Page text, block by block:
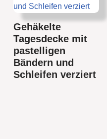
Gehäkelte
Tagesdecke mit
pastelligen
Bändern und
Schleifen verziert